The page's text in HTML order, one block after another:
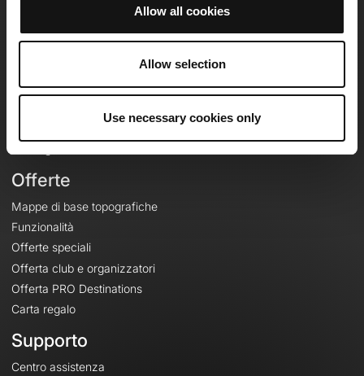
Allow all cookies
Allow selection
Use necessary cookies only
OpenRunner
Lavora con noi
Offerte
Mappe di base topografiche
Funzionalità
Offerte speciali
Offerta club e organizzatori
Offerta PRO Destinations
Carta regalo
Supporto
Centro assistenza